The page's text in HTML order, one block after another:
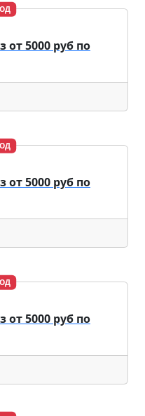
от 5000 руб по
от 5000 руб по
от 5000 руб по